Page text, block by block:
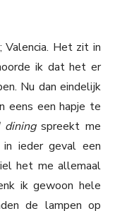
Valencia. Het zit in
ik dat het er
Nu dan eindelijk
eens een hapje te
diningspreekt me
ieder geval een
het me allemaal
ik gewoon hele
de lampen op